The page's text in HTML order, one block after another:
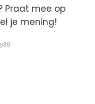
Praat mee op
je mening!